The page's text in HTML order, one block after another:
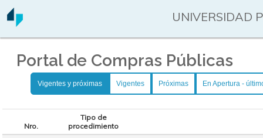
UNIVERSIDAD
Portal de Compras Públicas
Vigentes y próximas Vigentes Próximas En Apertura -
Nro.
Tipo de
procedimiento